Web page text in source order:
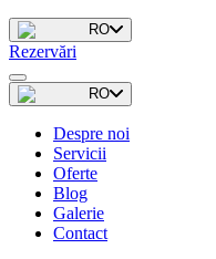
RO
Rezervări
RO
Despre noi
Servicii
Oferte
Blog
Galerie
Contact